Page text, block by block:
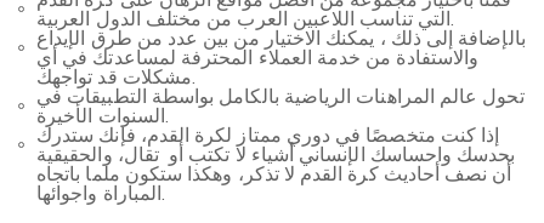
التي تناسب اللاعبين العرب من مختلف الدول العربية.
بالإضافة إلى ذلك ، يمكنك الاختيار من بين عدد من طرق الإيداع
والاستفادة من خدمة العملاء المحترفة لمساعدتك في أي
مشكلات قد تواجهك.
تحول عالم المراهنات الرياضية بالكامل بواسطة التطبيقات في
السنوات الأخيرة.
إذا كنت متخصصًا في دوري ممتاز لكرة القدم، فإنك ستدرك
بحدسك واحساسك الإنساني أشياء لا تكتب أو تقال، والحقيقية
أن نصف أحاديث كرة القدم لا تذكر، وهكذا ستكون ملما باتجاه
المباراة واجوائها.